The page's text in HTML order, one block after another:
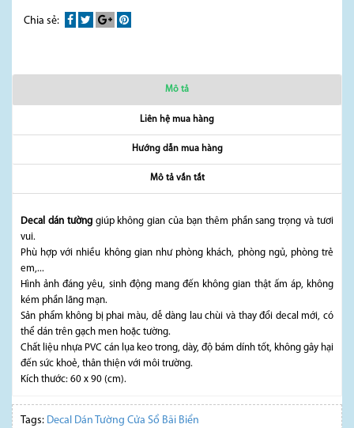
Chia sẻ:
Mô tả
Liên hệ mua hàng
Hướng dẫn mua hàng
Mô tả vắn tắt
Decal dán tườnggiúp không gian của bạn thêm phần sang trọng và tươi
vui.
Phù hợp với nhiều không gian như phòng khách, phòng ngủ, phòng trẻ
em,...
Hình ảnh đáng yêu, sinh động mang đến không gian thật ấm áp, không
kém phần lãng mạn.
Sản phẩm không bị phai màu, dễ dàng lau chùi và thay đổi decal mới, có
thể dán trên gạch men hoặc tường.
Chất liệu nhựa PVC cán lụa keo trong, dày, độ bám dính tốt, không gây hại
đến sức khoẻ, thân thiện với môi trường.
Kích thước: 60 x 90 (cm).
Tags: Decal Dán Tường Cửa Sổ Bãi Biển